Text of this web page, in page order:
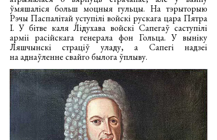
ўмяшаліся больш моцныя гульцы. На тэрыторыю
Рэчы Паспалітай уступілі войскі рускага цара Пятра
І. У бітве каля Лідухава войскі Сапегаў саступілі
арміі расійскага генерала фон Гольца. У выніку
Ляшчынскі страціў уладу, а Сапегі надзеі
на аднаўленне свайго былога ўплыву.